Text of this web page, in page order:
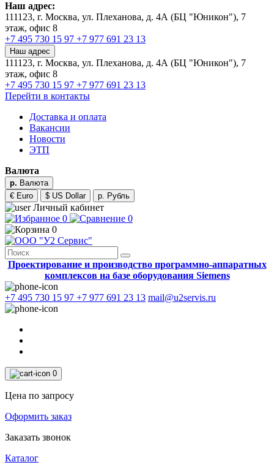
Наш адрес:
111123, г. Москва, ул. Плеханова, д. 4А (БЦ "Юникон"), 7
этаж, офис 8
+7 495 730 15 97 +7 977 691 23 13
Наш адрес
111123, г. Москва, ул. Плеханова, д. 4А (БЦ "Юникон"), 7
этаж, офис 8
+7 495 730 15 97 +7 977 691 23 13
Перейти в контакты
Доставка и оплата
Вакансии
Новости
ЭТП
Валюта
р. Валюта
€ Euro
$ US Dollar р. Рубль
Личный кабинет
0
0
0
Проектирование и производство программно-аппаратных
комплексов на базе оборудования Siemens
+7 495 730 15 97 +7 977 691 23 13 mail@u2servis.ru
0
Цена по запросу
Оформить заказ
Заказать звонок
Каталог